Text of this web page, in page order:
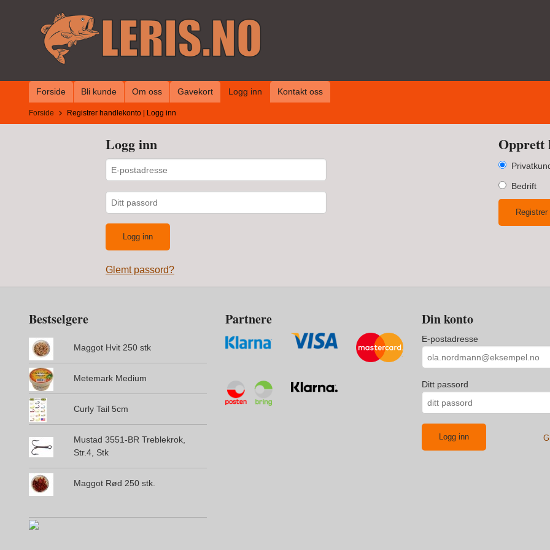
Forside Bli kunde Om oss Gavekort Logg inn Kontakt oss
Forside Registrer handlekonto Logg inn
Logg inn
Glemt passord?
Opprett
Bedrift
Bestselgere
Maggot Hvit 250 stk
Metemark Medium
Curly Tail 5cm
Mustad 3551-BR Treblekrok,
Str.4, Stk
Maggot Rød 250 stk.
Partnere Din konto
E-postadresse
Ditt passord